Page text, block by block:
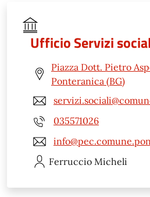
Ufficio Servizi
Piazza Dott. Pietro
Ponteranica (BG)
035571026
Ferruccio Micheli